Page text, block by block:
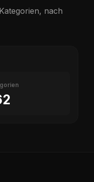
nach